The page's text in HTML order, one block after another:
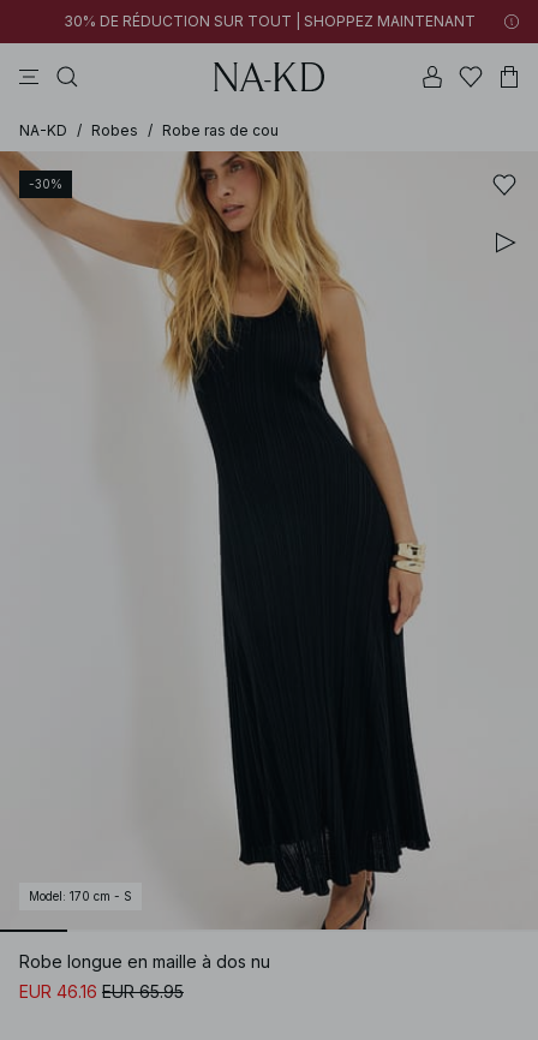
30% DE RÉDUCTION SUR TOUT | SHOPPEZ MAINTENANT
NA-KD / Robes / Robe ras de cou
-30%
Model : 170 cm - S
Robe longue en maille à dos nu
EUR 46.16 EUR 65.95